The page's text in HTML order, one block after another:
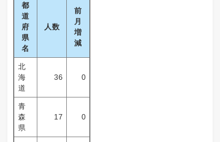
都
道
府
県
名
人数
前
月
増
減
北
海
道
36 0
青
森
県
17 0